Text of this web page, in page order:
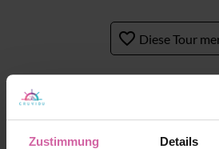
Zustimmung Details
favorite_border Diese Tour